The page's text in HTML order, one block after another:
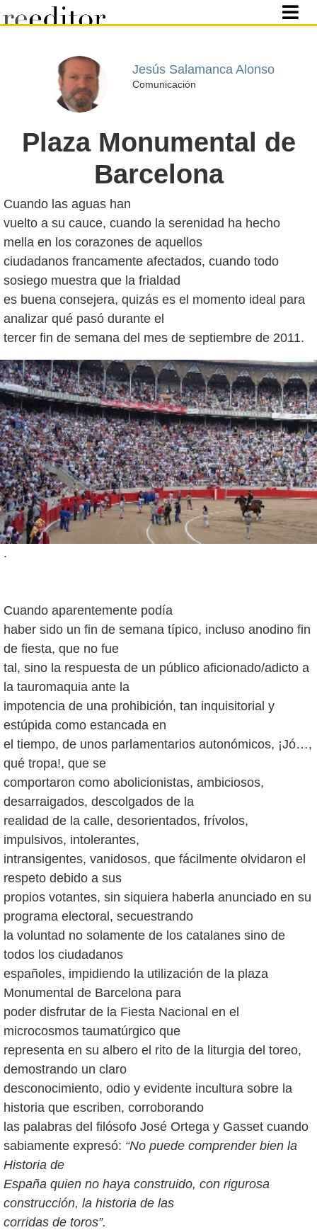
Jesús Salamanca Alonso
Comunicación
Plaza Monumental de
Barcelona
Cuando las aguas han
vuelto a su cauce, cuando la serenidad ha hecho
mella en los corazones de aquellos
ciudadanos francamente afectados, cuando todo
sosiego muestra que la frialdad
es buena consejera, quizás es el momento ideal para
analizar qué pasó durante el
.
Cuando aparentemente podía
haber sido un fin de semana típico, incluso anodino fin
de fiesta, que no fue
tal, sino la respuesta de un público aficionado/adicto a
la tauromaquia ante la
impotencia de una prohibición, tan inquisitorial y
estúpida como estancada en
el tiempo, de unos parlamentarios autonómicos, ¡Jó…,
qué tropa!, que se
comportaron como abolicionistas, ambiciosos,
desarraigados, descolgados de la
realidad de la calle, desorientados, frívolos,
impulsivos, intolerantes,
intransigentes, vanidosos, que fácilmente olvidaron el
respeto debido a sus
propios votantes, sin siquiera haberla anunciado en su
programa electoral, secuestrando
la voluntad no solamente de los catalanes sino de
todos los ciudadanos
españoles, impidiendo la utilización de la plaza
Monumental de Barcelona para
poder disfrutar de la Fiesta Nacional en el
microcosmos taumatúrgico que
representa en su albero el rito de la liturgia del toreo,
demostrando un claro
desconocimiento, odio y evidente incultura sobre la
historia que escriben, corroborando
las palabras del filósofo José Ortega y Gasset cuando
sabiamente expresó: “No puede comprender bien la
Historia de
España quien no haya construido, con rigurosa
construcción, la historia de las
corridas de toros”.